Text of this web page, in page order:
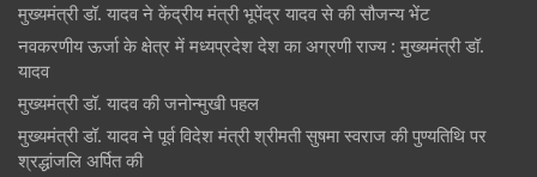
मुख्यमंत्री डॉ. यादव ने केंद्रीय मंत्री भूपेंद्र यादव से की सौजन्य भेंट
नवकरणीय ऊर्जा के क्षेत्र में मध्यप्रदेश देश का अग्रणी राज्य : मुख्यमंत्री डॉ.
यादव
मुख्यमंत्री डॉ. यादव की जनोन्मुखी पहल
मुख्यमंत्री डॉ. यादव ने पूर्व विदेश मंत्री श्रीमती सुषमा स्वराज की पुण्यतिथि पर
श्रद्धांजलि अर्पित की